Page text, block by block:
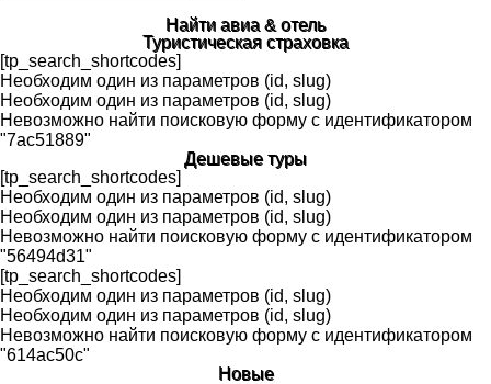
Найти авиа & отель
Туристическая страховка
[tp_search_shortcodes]
Необходим один из параметров (id, slug)
Необходим один из параметров (id, slug)
Невозможно найти поисковую форму с идентификатором
"7ac51889"
Дешевые туры
[tp_search_shortcodes]
Необходим один из параметров (id, slug)
Необходим один из параметров (id, slug)
Невозможно найти поисковую форму с идентификатором
"56494d31"
[tp_search_shortcodes]
Необходим один из параметров (id, slug)
Необходим один из параметров (id, slug)
Невозможно найти поисковую форму с идентификатором
"614ac50c"
Новые